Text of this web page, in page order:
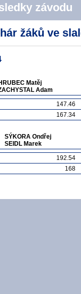
závodu
žáků ve
Matěj
Adam
147.46
167.34
SÝKORA Ondřej
SEIDL Marek
192.54
168